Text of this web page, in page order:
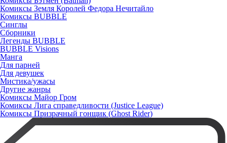
Комиксы Земля Королей Федора Нечитайло
Комиксы BUBBLE
Синглы
Сборники
Легенды BUBBLE
BUBBLE Visions
Манга
Для парней
Для девушек
Мистика/ужасы
Другие жанры
Комиксы Майор Гром
Комиксы Лига справедливости (Justice League)
Комиксы Призрачный гонщик (Ghost Rider)